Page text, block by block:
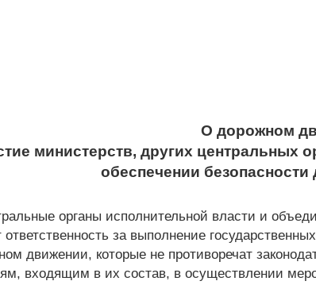
О дорожном
министерств, других центральных
обеспечении
органы исполнительной власти и
за выполнение
движении, которые не противоречат
входящим в их состав, в осуществлении